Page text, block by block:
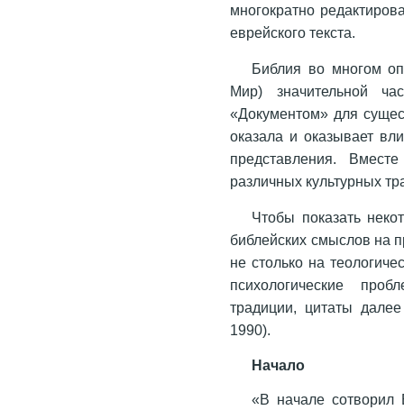
многократно
еврейского текста.
Библия во многом
Мир) значительной
«Документом» для
оказала и оказывает
представления.
различных культурных
Чтобы показать
библейских смыслов на
не столько на
психологические
традиции, цитаты
1990).
Начало
«В начале